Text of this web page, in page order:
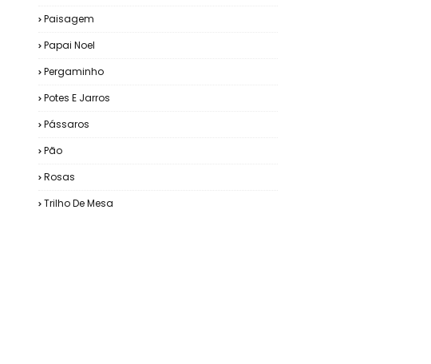
Paisagem
Papai Noel
Pergaminho
Potes E Jarros
Pássaros
Pão
Rosas
Trilho De Mesa